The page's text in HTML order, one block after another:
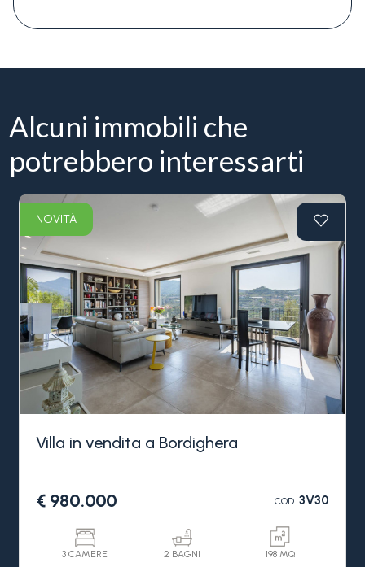
Alcuni immobili che
potrebbero interessarti
NOVITÀ
Villa in vendita a Bordighera
€ 980.000 COD. 3V30
3 CAMERE 2 BAGNI 198 MQ